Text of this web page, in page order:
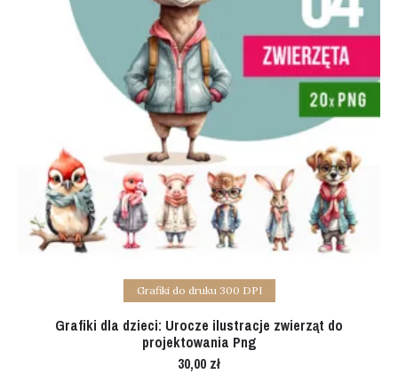
Add to cart
Grafiki do druku 300 DPI
Grafiki dla dzieci: Urocze ilustracje zwierząt do
projektowania Png
30,00 zł